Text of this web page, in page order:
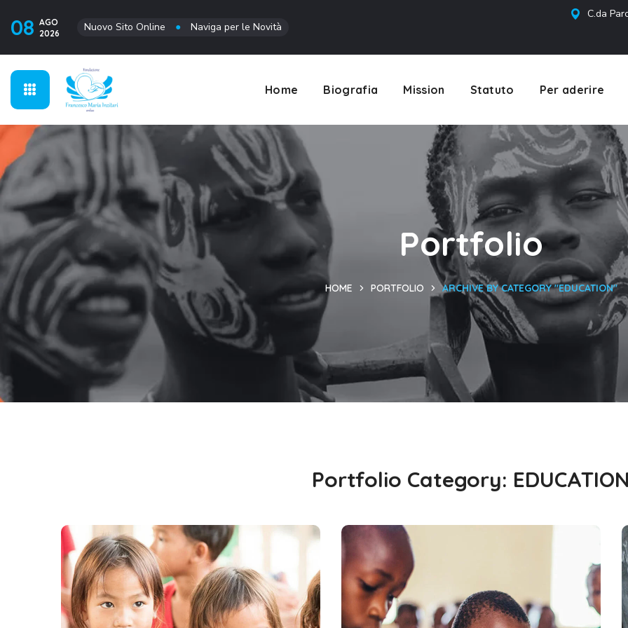
08 AGO
2026
Nuovo Sito Online ● Naviga per le Novità
C.da
Home Biografia Mission Statuto Per aderire
Portfolio
HOME PORTFOLIO ARCHIVE BY CATEGORY "EDUCATION"
Portfolio Category: